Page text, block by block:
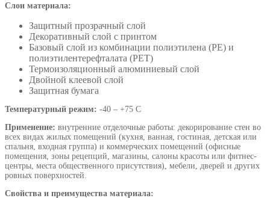
Слои материала:
Защитный прозрачный слой
Декоративный слой с принтом
Базовый слой из комбинации полиэтилена (PE) и
полиэтилентерефталата (PET)
Термоизоляционный алюминиевый слой
Двойной клеевой слой
Защитная бумага
Температурный режим: -40 – +75 С
Применение: внутренние отделочные работы: декорирование стен во
всех видах жилых помещений (кухня, ванная, гостиная, детская или
спальня, входная группа) и коммерческих помещений (офисные
помещения, зоны рецепций, магазины, салоны красоты или фитнес-
центры, места общественного присутствия), мебели, дверей и других
ровных поверхностей.
Свойства и преимущества материала: